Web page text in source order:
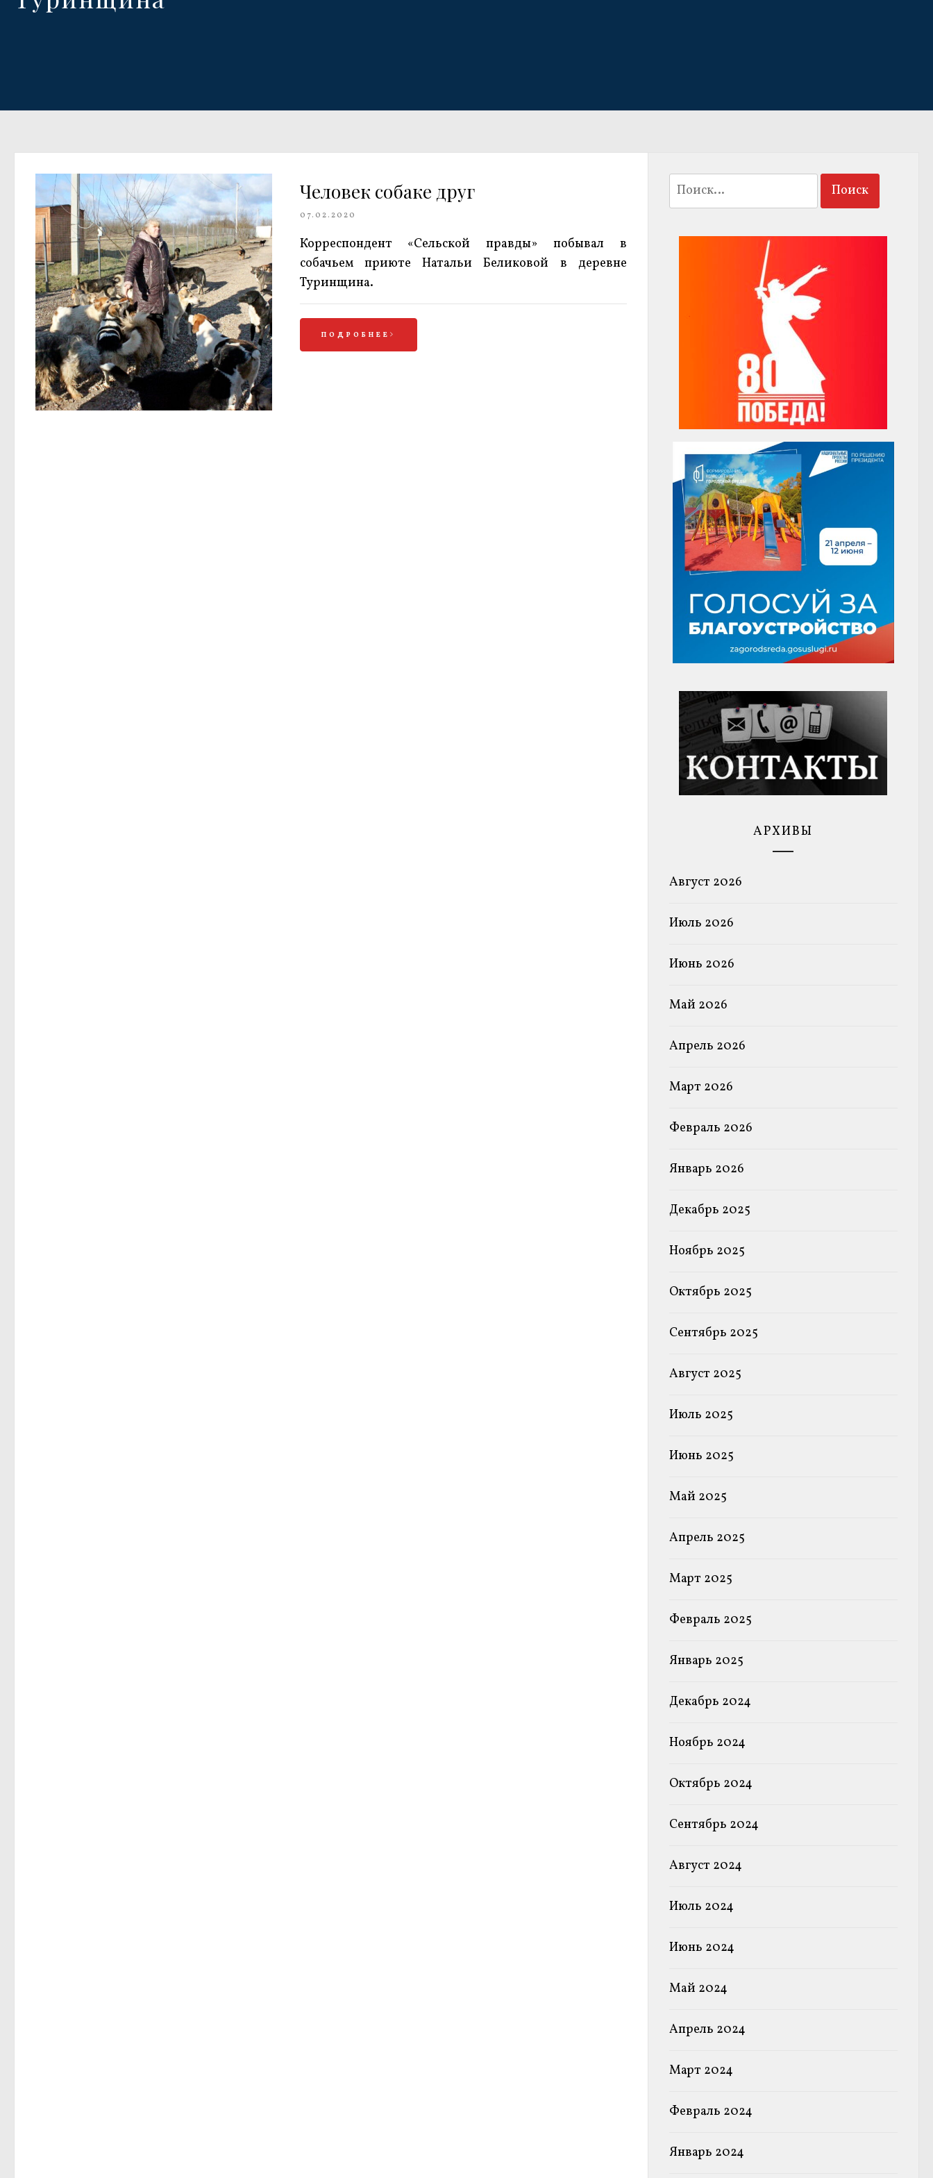
Человек собаке друг
07.02.2020
Корреспондент «Сельской правды» побывал в
собачьем приюте Натальи Беликовой в деревне
Туринщина.
ПОДРОБНЕЕ
Найти:
АРХИВЫ
Август 2026
Июль 2026
Июнь 2026
Май 2026
Апрель 2026
Март 2026
Февраль 2026
Январь 2026
Декабрь 2025
Ноябрь 2025
Октябрь 2025
Сентябрь 2025
Август 2025
Июль 2025
Июнь 2025
Май 2025
Апрель 2025
Март 2025
Февраль 2025
Январь 2025
Декабрь 2024
Ноябрь 2024
Октябрь 2024
Сентябрь 2024
Август 2024
Июль 2024
Июнь 2024
Май 2024
Апрель 2024
Март 2024
Февраль 2024
Январь 2024